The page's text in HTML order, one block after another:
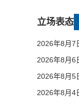
立场表态
2026年8月7
2026年8月6
2026年8月5
2026年8月4